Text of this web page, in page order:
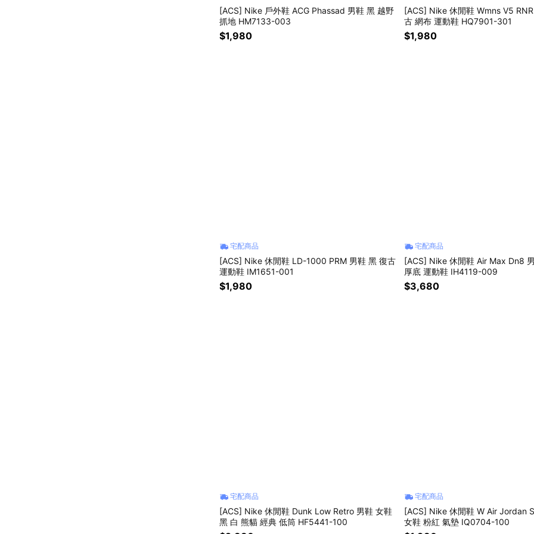
[ACS] Nike 戶外鞋 ACG Phassad 男鞋 黑 越野
抓地 HM7133-003
$1,980
[ACS] Nike 休閒鞋 Wmns V5
古 網布 運動鞋 HQ7901-301
$1,980
宅配商品
[ACS] Nike 休閒鞋 LD-1000 PRM 男鞋 黑 復古
運動鞋 IM1651-001
$1,980
宅配商品
[ACS] Nike 休閒鞋 Air Max Dn8
厚底 運動鞋 IH4119-009
$3,680
宅配商品
[ACS] Nike 休閒鞋 Dunk Low Retro 男鞋 女鞋
黑 白 熊貓 經典 低筒 HF5441-100
宅配商品
[ACS] Nike 休閒鞋 W Air Jordan
女鞋 粉紅 氣墊 IQ0704-100